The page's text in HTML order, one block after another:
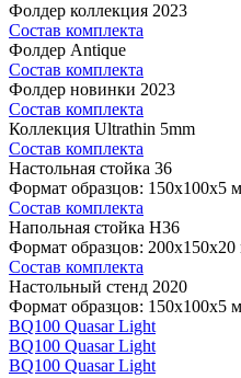
Фолдер коллекция 2023
Состав комплекта
Фолдер Antique
Состав комплекта
Фолдер новинки 2023
Состав комплекта
Коллекция Ultrathin 5mm
Состав комплекта
Настольная стойка 36
Формат образцов: 150x100x5
Состав комплекта
Напольная стойка H36
Формат образцов:
Состав комплекта
Настольный стенд 2020
Формат образцов: 150x100x5
BQ100 Quasar Light
BQ100 Quasar Light
BQ100 Quasar Light